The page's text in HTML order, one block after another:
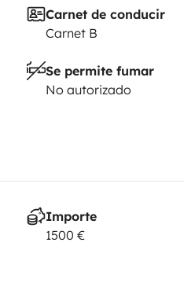
Carnet de conducir
Carnet B
Se permite fumar
No autorizado
Importe
1500 €